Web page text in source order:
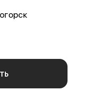
политике